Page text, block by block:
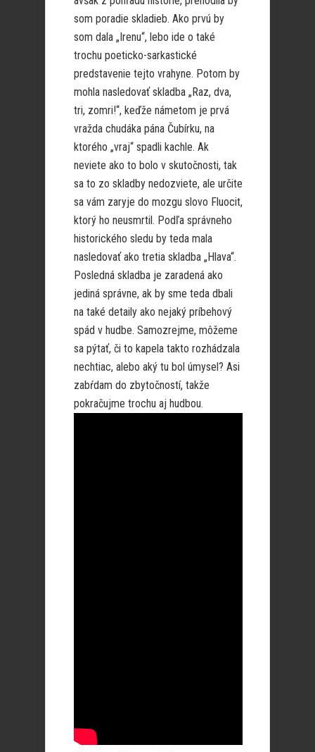
som poradie skladieb. Ako prvú by
som dala „Irenu“, lebo ide o také
trochu poeticko-sarkastické
predstavenie tejto vrahyne. Potom by
mohla nasledovať skladba „Raz, dva,
tri, zomri!“, keďže námetom je prvá
vražda chudáka pána Čubírku, na
ktorého „vraj“ spadli kachle. Ak
neviete ako to bolo v skutočnosti, tak
sa to zo skladby nedozviete, ale určite
sa vám zaryje do mozgu slovo Fluocit,
ktorý ho neusmrtil. Podľa správneho
historického sledu by teda mala
nasledovať ako tretia skladba „Hlava“.
Posledná skladba je zaradená ako
jediná správne, ak by sme teda dbali
na také detaily ako nejaký príbehový
spád v hudbe. Samozrejme, môžeme
sa pýtať, či to kapela takto rozhádzala
nechtiac, alebo aký tu bol úmysel? Asi
zabŕdam do zbytočností, takže
pokračujme trochu aj hudbou.